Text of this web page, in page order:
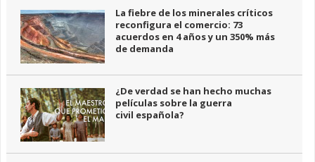
La fiebre de los minerales críticos
reconfigura el comercio: 73
acuerdos en 4 años y un 350% más
de demanda
¿De verdad se han hecho muchas
películas sobre la guerra
civil española?